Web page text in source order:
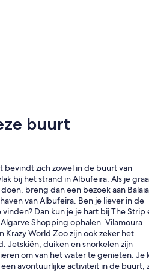
buurt
bevindt zich zowel in de buurt van
bij het strand in Albufeira. Als je
breng dan een bezoek aan
van Albufeira. Ben je liever in de
Dan kun je je hart bij The Strip
Shopping ophalen. Vilamoura
Krazy World Zoo zijn ook zeker het
Jetskiën, duiken en snorkelen zijn
om van het water te genieten. Je
avontuurlijke activiteit in de buurt,